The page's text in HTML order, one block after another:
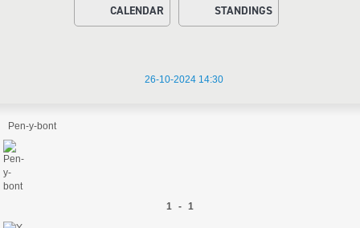
CALENDAR STANDINGS
26-10-2024 14:30
Pen-y-bont
1 - 1